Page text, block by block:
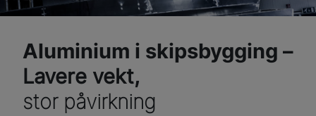
Aluminium i skipsbygging –
Lavere vekt,
stor påvirkning